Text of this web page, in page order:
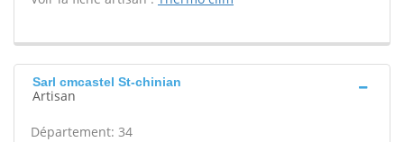
Sarl cmcastel St-chinian
Artisan
Département: 34